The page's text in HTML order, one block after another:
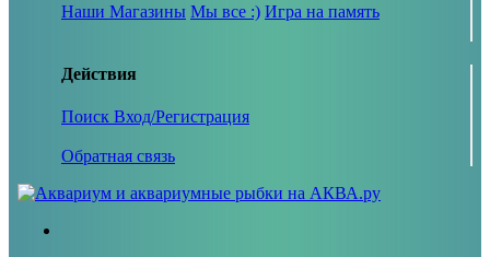
Наши Магазины Мы все :) Игра на память
Действия
Поиск Вход/Регистрация
Обратная связь